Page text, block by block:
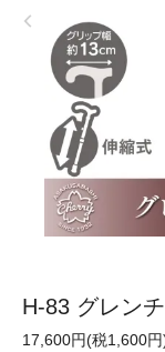
H-83 グレン
17,600円(税1,600円